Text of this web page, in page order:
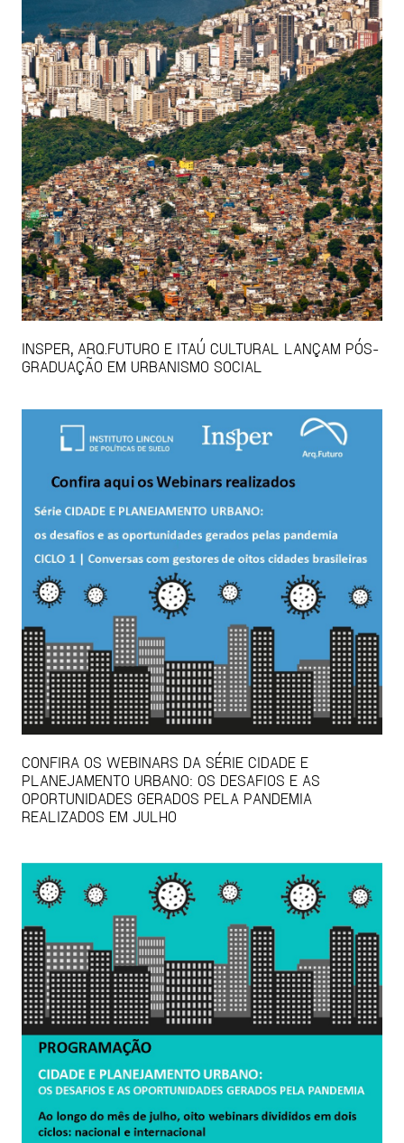
INSPER, ARQ.FUTURO E ITAÚ CULTURAL LANÇAM PÓS-
GRADUAÇÃO EM URBANISMO SOCIAL
CONFIRA OS WEBINARS DA SÉRIE CIDADE E
PLANEJAMENTO URBANO: OS DESAFIOS E AS
OPORTUNIDADES GERADOS PELA PANDEMIA
REALIZADOS EM JULHO